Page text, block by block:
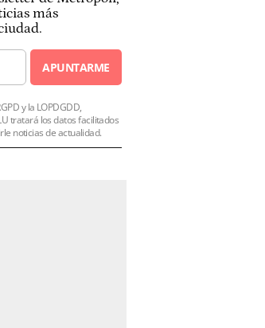
más
APUNTARME
y la LOPDGDD,
tratará los datos facilitados
noticias de actualidad.